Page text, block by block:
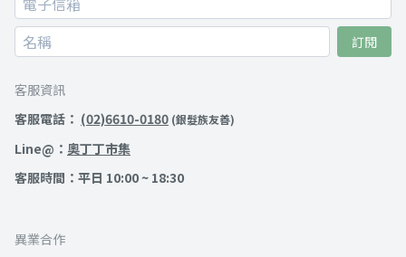
訂閱
客服資訊
客服電話： (02)6610-0180 (銀髮族友善)
Line@： 奧丁丁市集
客服時間：平日 10:00 ~ 18:30
異業合作